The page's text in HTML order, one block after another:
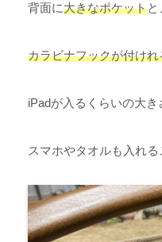
背面に大きなポケットと
カラビナフックが付けれ
iPadが入るくらいの大き
スマホやタオルも入れる